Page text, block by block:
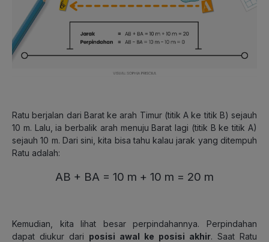
Ratu berjalan dari Barat ke arah Timur (titik A ke titik B) sejauh
10 m. Lalu, ia berbalik arah menuju Barat lagi (titik B ke titik A)
sejauh 10 m. Dari sini, kita bisa tahu kalau jarak yang ditempuh
Ratu adalah:
AB + BA = 10 m + 10 m = 20 m
Kemudian, kita lihat besar perpindahannya. Perpindahan
dapat diukur dari posisi awal ke posisi akhir. Saat Ratu